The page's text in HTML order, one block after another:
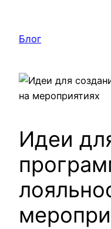
содержимому
Блог
Идеи